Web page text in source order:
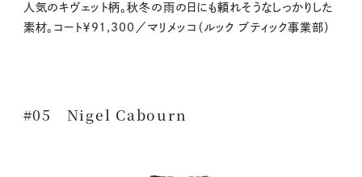
人気のキヴェット柄。秋冬の雨の日にも頼れそうなしっかりした
素材。コート￥91,300／マリメッコ（ルック ブティック事業部）
#05 Nigel Cabourn